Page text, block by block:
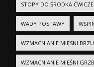
STOPY DO ŚRODKA
WADY POSTAWY
WZMACNIANIE MIĘSNI
WZMACNIANIE MIĘŚNI